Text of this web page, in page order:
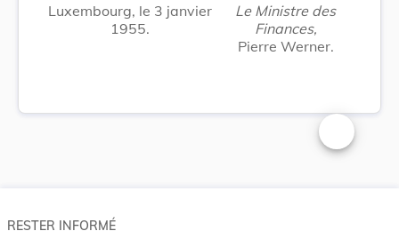
Luxembourg, le 3 janvier
1955.
Le Ministre des
Finances,
Pierre Werner.
Changer la
RESTER INFORMÉ